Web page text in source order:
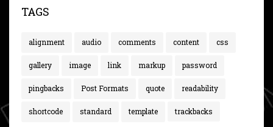
TAGS
alignment audio comments content css
gallery image link markup password
pingbacks Post Formats quote readability
shortcode standard template trackbacks